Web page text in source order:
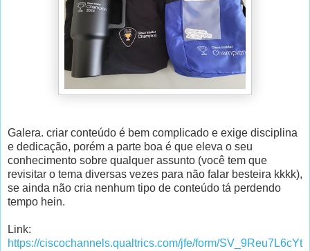
Galera. criar conteúdo é bem complicado e exige disciplina
e dedicação, porém a parte boa é que eleva o seu
conhecimento sobre qualquer assunto (você tem que
revisitar o tema diversas vezes para não falar besteira kkkk),
se ainda não cria nenhum tipo de conteúdo tá perdendo
tempo hein.
Link:
https://ciscochannels.qualtrics.com/jfe/form/SV_9Reu7L6cYt